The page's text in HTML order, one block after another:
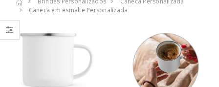
Caneca em esmalte Personalizada